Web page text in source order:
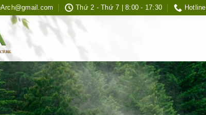
Thứ 2 - Thứ 7 | 8:00 - 17:30